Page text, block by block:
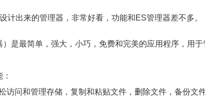
计出来的管理器，非常好看，功能和ES管理器差不多。
是最简单，强大，小巧，免费和完美的应用程序，用
访问和管理存储，复制和粘贴文件，删除文件，备份文